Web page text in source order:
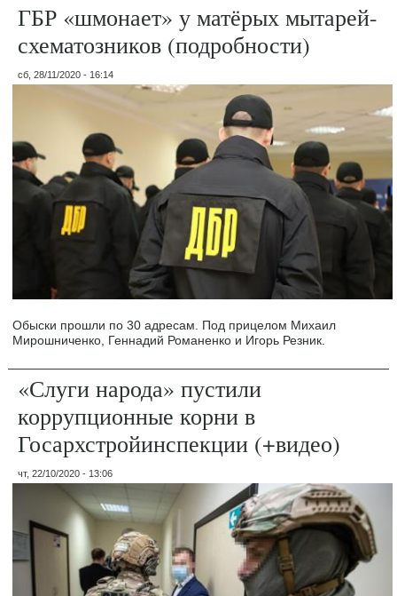
ГБР «шмонает» у матёрых мытарей-
схематозников (подробности)
сб, 28/11/2020 - 16:14
Обыски прошли по 30 адресам. Под прицелом Михаил
Мирошниченко, Геннадий Романенко и Игорь Резник.
«Слуги народа» пустили
коррупционные корни в
Госархстройинспекции (+видео)
чт, 22/10/2020 - 13:06